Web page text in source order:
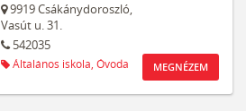
9919Csákánydoroszló,
Vasút u. 31.
542035
Általános iskola, Óvoda MEGNÉZEM